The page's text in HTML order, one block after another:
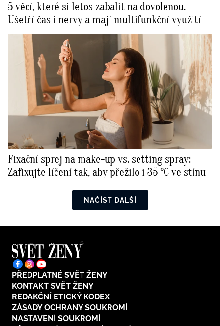
5 věcí, které si letos zabalit na dovolenou.
Ušetří čas i nervy a mají multifunkční využití
Fixační sprej na make-up vs. setting spray:
Zafixujte líčení tak, aby přežilo i 35 °C ve stínu
NAČÍST DALŠÍ
PŘEDPLATNÉ SVĚT ŽENY
KONTAKT SVĚT ŽENY
REDAKČNÍ ETICKÝ KODEX
ZÁSADY OCHRANY SOUKROMÍ
NASTAVENÍ SOUKROMÍ